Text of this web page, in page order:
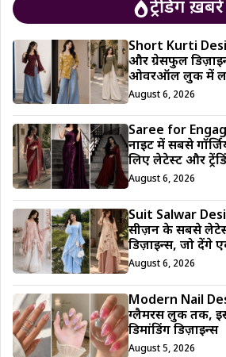
ट्रेंडिंग ख़बरें
Short Kurti
और ग्रेसफुल
ओवरऑल लुक में
August 6, 2026
Saree for
नाइट में सबसे
लिए लेटेस्ट और
August 6, 2026
Suit Salwar
सीज़न के सबसे
डिज़ाइन्स, जो देंगे
August 6, 2026
Modern Nail
ग्लैमरस लुक तक,
डिमांडिंग डिज़ाइन्स
August 5, 2026